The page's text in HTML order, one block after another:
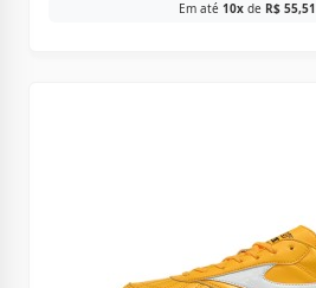
Em até 10xde R$55,51